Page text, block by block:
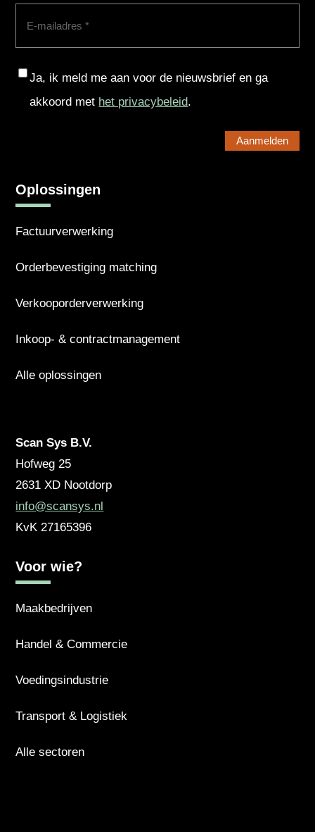
Consent
Ja, ik meld me aan voor de nieuwsbrief en ga
akkoord met het privacybeleid.
Oplossingen
Factuurverwerking
Orderbevestiging matching
Verkooporderverwerking
Inkoop- & contractmanagement
Alle oplossingen
Scan Sys B.V.
Hofweg 25
2631 XD Nootdorp
info@scansys.nl
KvK 27165396
Voor wie?
Maakbedrijven
Handel & Commercie
Voedingsindustrie
Transport & Logistiek
Alle sectoren